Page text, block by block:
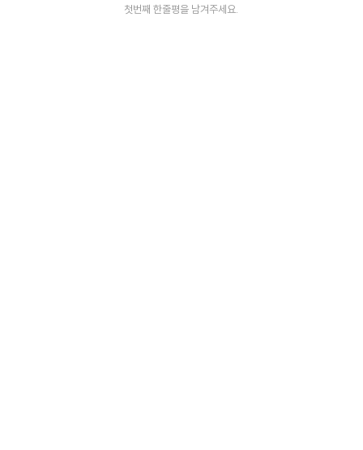
첫번째 한줄평을 남겨주세요.